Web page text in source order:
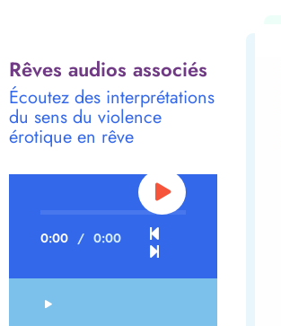
Rêves audios associés
Écoutez des interprétations
du sens du violence
érotique en rêve
0:00 / 0:00